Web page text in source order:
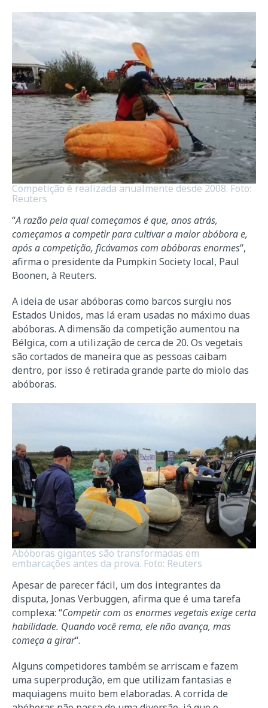
Competição é realizada anualmente desde 2008. Foto:
Reuters
“A razão pela qual começamos é que, anos atrás,
começamos a competir para cultivar a maior abóbora e,
após a competição, ficávamos com abóboras enormes“,
afirma o presidente da Pumpkin Society local, Paul
Boonen, à Reuters.
A ideia de usar abóboras como barcos surgiu nos
Estados Unidos, mas lá eram usadas no máximo duas
abóboras. A dimensão da competição aumentou na
Bélgica, com a utilização de cerca de 20. Os vegetais
são cortados de maneira que as pessoas caibam
dentro, por isso é retirada grande parte do miolo das
abóboras.
Abóboras gigantes são transformadas em
embarcações antes da prova. Foto: Reuters
Apesar de parecer fácil, um dos integrantes da
disputa, Jonas Verbuggen, afirma que é uma tarefa
complexa: “Competir com os enormes vegetais exige certa
habilidade. Quando você rema, ele não avança, mas
começa a girar“.
Alguns competidores também se arriscam e fazem
uma superprodução, em que utilizam fantasias e
maquiagens muito bem elaboradas. A corrida de